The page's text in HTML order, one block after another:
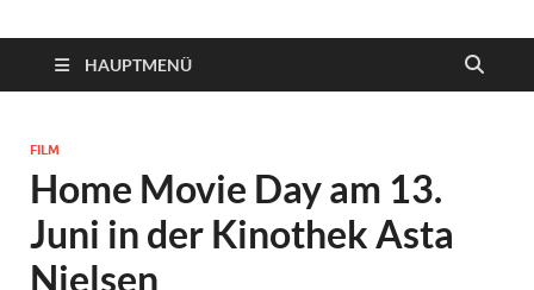
HAUPTMENÜ
FILM
Home Movie Day am 13.
Juni in der Kinothek Asta
Nielsen